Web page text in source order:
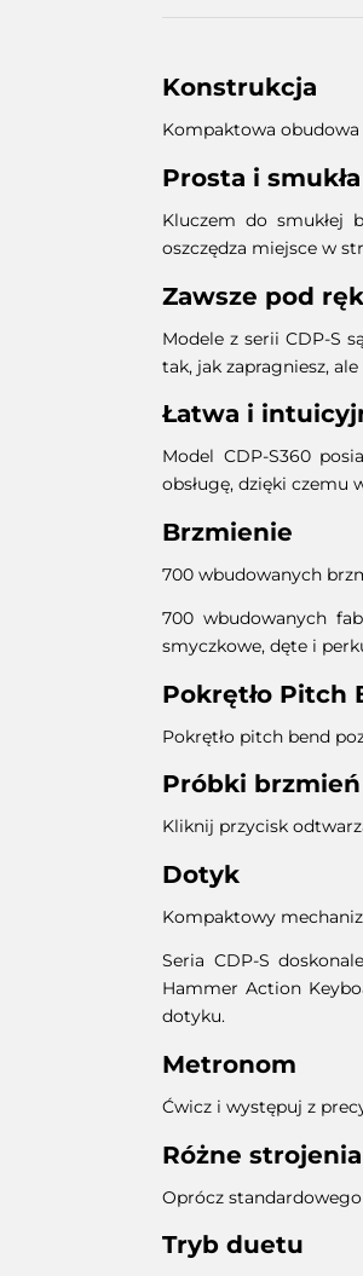
Konstrukcja
Kompaktowa obudowa
Prosta i smukła
Kluczem do smukłej
oszczędza miejsce w
Zawsze pod
Modele z serii CDP-S
tak, jak zapragniesz,
Łatwa i
Model CDP-S360
obsługę, dzięki czemu
Brzmienie
700 wbudowanych
700 wbudowanych
smyczkowe, dęte i
Pokrętło Pitch
Pokrętło pitch bend
Próbki brzmień
Kliknij przycisk
Dotyk
Kompaktowy
Seria CDP-S
Hammer Action
dotyku.
Metronom
Ćwicz i występuj z
Różne
Oprócz
Tryb duetu